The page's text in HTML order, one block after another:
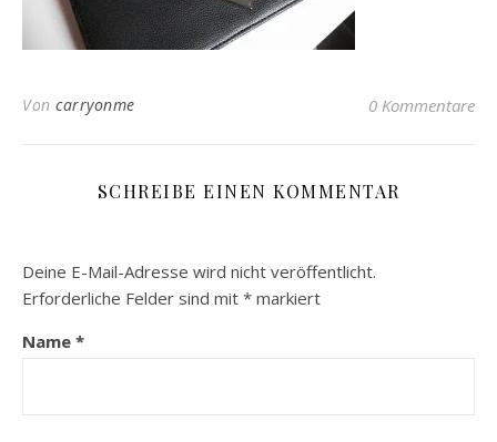
Von carryonme 0 Kommentare
SCHREIBE EINEN KOMMENTAR
Deine E-Mail-Adresse wird nicht veröffentlicht.
Erforderliche Felder sind mit * markiert
Name *